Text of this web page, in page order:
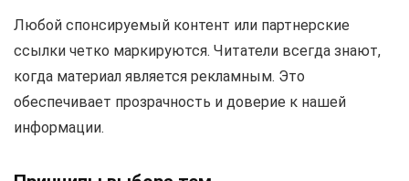
Любой спонсируемый контент или партнерские
ссылки четко маркируются. Читатели всегда знают,
когда материал является рекламным. Это
обеспечивает прозрачность и доверие к нашей
информации.